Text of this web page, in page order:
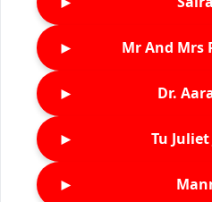
► Mr And Mrs
► Dr.
► Tu
►